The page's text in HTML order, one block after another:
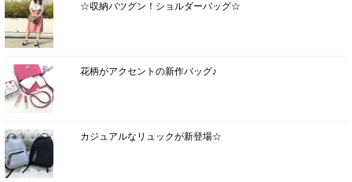
☆収納バツグン！ショルダーバッグ☆
花柄がアクセントの新作バッグ♪
カジュアルなリュックが新登場☆